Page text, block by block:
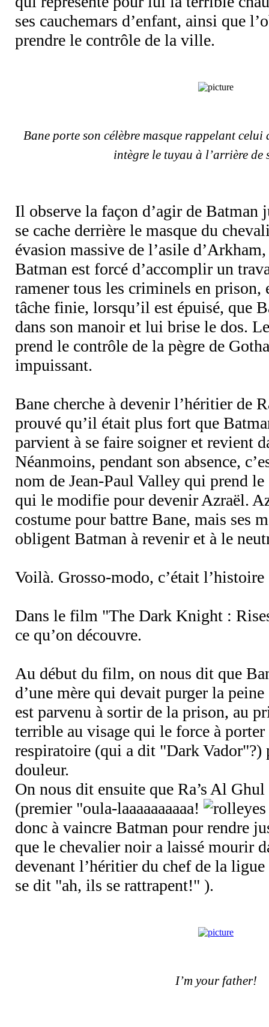
ses cauchemars d’enfant, ainsi que
prendre le contrôle de la ville.
Bane porte son célèbre masque rappelant
intègre le tuyau à l’arrière de
Il observe la façon d’agir de Batman
se cache derrière le masque du
évasion massive de l’asile
Batman est forcé d’accomplir un
ramener tous les criminels en prison,
tâche finie, lorsqu’il est épuisé, que
dans son manoir et lui brise le dos.
prend le contrôle de la pègre de
impuissant.
Bane cherche à devenir l’héritier de
prouvé qu’il était plus fort que
parvient à se faire soigner et revient
Néanmoins, pendant son absence,
nom de Jean-Paul Valley qui prend
qui le modifie pour devenir Azraël.
costume pour battre Bane, mais ses
obligent Batman à revenir et à le
Voilà. Grosso-modo, c’était l’histoire
Dans le film "The Dark Knight :
ce qu’on découvre.
Au début du film, on nous dit que
d’une mère qui devait purger la
est parvenu à sortir de la prison, au
terrible au visage qui le force à porter
respiratoire (qui a dit "Dark Vador"?)
douleur.
On nous dit ensuite que Ra’s Al
(premier "oula-laaaaaaaaaa!
donc à vaincre Batman pour rendre
que le chevalier noir a laissé mourir
devenant l’héritier du chef de la
se dit "ah, ils se rattrapent!" ).
I’m your father!